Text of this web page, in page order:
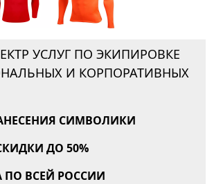
УСЛУГ ПО ЭКИПИРОВКЕ
И КОРПОРАТИВНЫХ
СИМВОЛИКИ
ДО 50%
ПО ВСЕЙ РОССИИ